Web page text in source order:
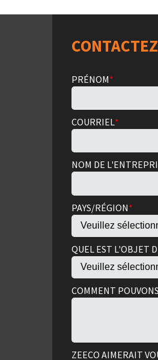
PRÉNOM*
COURRIEL*
NOM DE
PAYS/RÉGION*
QUEL EST L'OBJET
COMMENT
ZEECO AIMERAIT